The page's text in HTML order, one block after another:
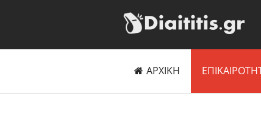
ΑΡΧΙΚΗ